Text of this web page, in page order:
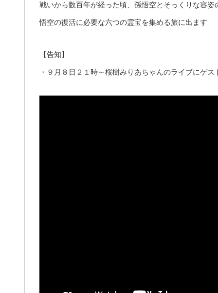
戦いから数百年が経った頃、孫悟空とそっくりな容
悟空の復活に必要な六つの霊宝を集める旅に出ます
【告知】
・９月８日２１時～桜樹みりあちゃんのライブにゲス